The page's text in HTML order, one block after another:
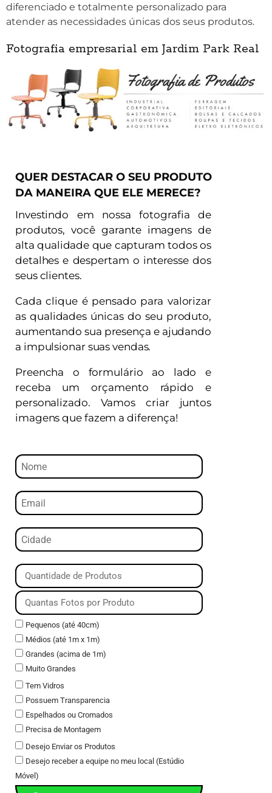
diferenciado e totalmente personalizado para
atender as necessidades únicas dos seus produtos.
Fotografia empresarial em Jardim Park Real
QUER DESTACAR O SEU PRODUTO
DA MANEIRA QUE ELE MERECE?
Investindo em nossa fotografia de
produtos, você garante imagens de
alta qualidade que capturam todos os
detalhes e despertam o interesse dos
seus clientes.
Cada clique é pensado para valorizar
as qualidades únicas do seu produto,
aumentando sua presença e ajudando
a impulsionar suas vendas.
Preencha o formulário ao lado e
receba um orçamento rápido e
personalizado. Vamos criar juntos
imagens que fazem a diferença!
Pequenos (até 40cm)
Médios (até 1m x 1m)
Grandes (acima de 1m)
Muito Grandes
Tem Vidros
Possuem Transparencia
Espelhados ou Cromados
Precisa de Montagem
Desejo Enviar os Produtos
Desejo receber a equipe no meu local (Estúdio
Móvel)